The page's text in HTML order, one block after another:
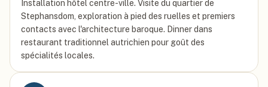
Installation hôtel centre-ville. Visite du quartier de
Stephansdom, exploration à pied des ruelles et premiers
contacts avec l'architecture baroque. Dinner dans
restaurant traditionnel autrichien pour goût des
spécialités locales.